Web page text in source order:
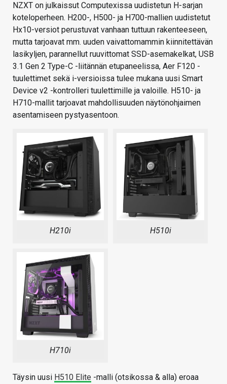
NZXT on julkaissut Computexissa uudistetun H-sarjan
koteloperheen. H200-, H500- ja H700-mallien uudistetut
Hx10-versiot perustuvat vanhaan tuttuun rakenteeseen,
mutta tarjoavat mm. uuden vaivattomammin kiinnitettävän
lasikyljen, parannellut ruuvittomat SSD-asemakelkat, USB
3.1 Gen 2 Type-C -liitännän etupaneelissa, Aer F120 -
tuulettimet sekä i-versioissa tulee mukana uusi Smart
Device v2 -kontrolleri tuulettimille ja valoille. H510- ja
H710-mallit tarjoavat mahdollisuuden näytönohjaimen
asentamiseen pystyasentoon.
H210i H510i
H710i
Täysin uusi H510 Elite -malli (otsikossa & alla) eroaa